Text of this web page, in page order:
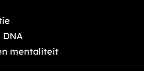
mentaliteit